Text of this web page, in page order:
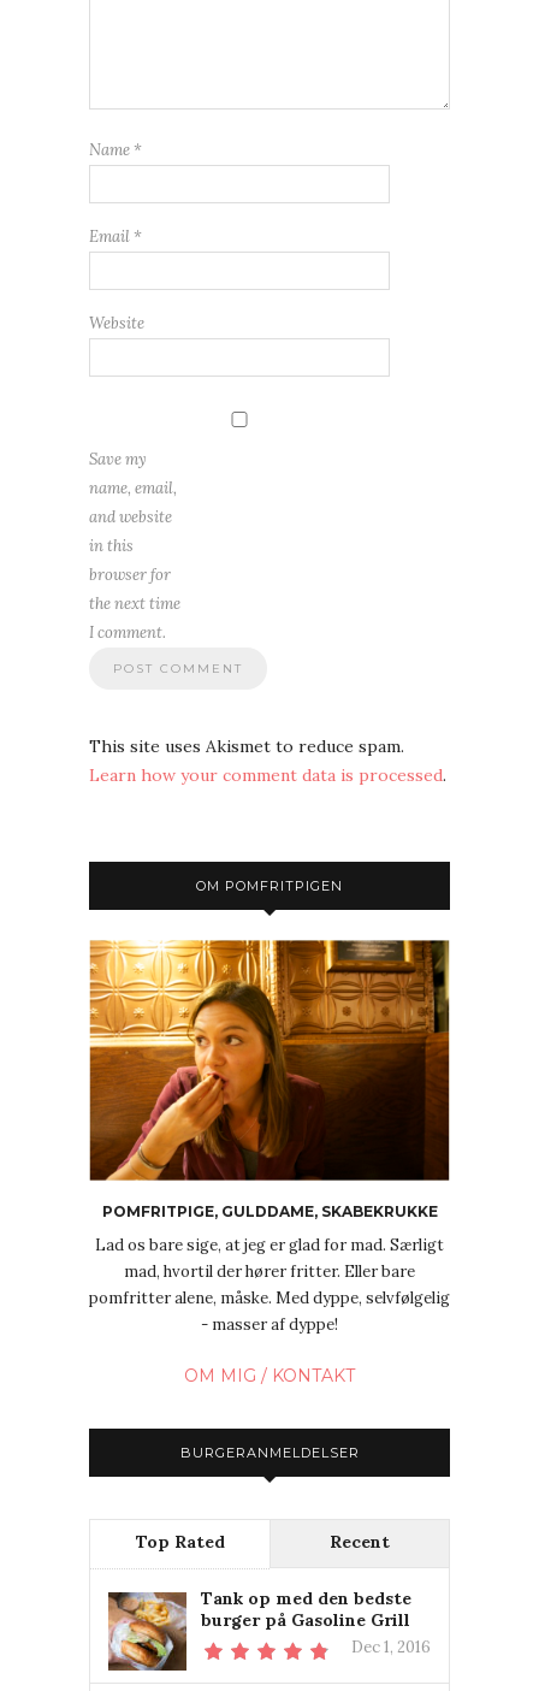
Name *
Email *
Website
Save my
name, email,
and website
in this
browser for
the next time
I comment.
This site uses Akismet to reduce spam.
Learn how your comment data is processed.
OM POMFRITPIGEN
POMFRITPIGE, GULDDAME, SKABEKRUKKE
Lad os bare sige, at jeg er glad for mad. Særligt
mad, hvortil der hører fritter. Eller bare
pomfritter alene, måske. Med dyppe, selvfølgelig
- masser af dyppe!
OM MIG / KONTAKT
BURGERANMELDELSER
Top Rated Recent
Tank op med den bedste
burger på Gasoline Grill
Dec 1, 2016